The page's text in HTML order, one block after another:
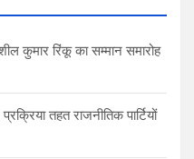
कुमार रिंकू का सम्मान समारोह
तहत राजनीतिक पार्टियों